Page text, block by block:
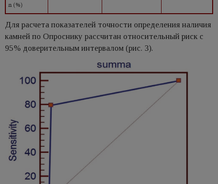
n (%)
Для расчета показателей точности определения наличия
камней по Опроснику рассчитан относительный риск с
95% доверительным интервалом (рис. 3).